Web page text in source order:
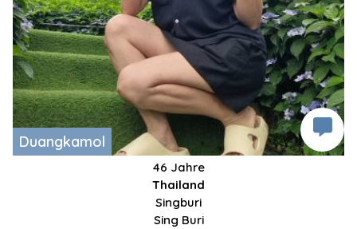
Duangkamol
46 Jahre
Thailand
Singburi
Sing Buri